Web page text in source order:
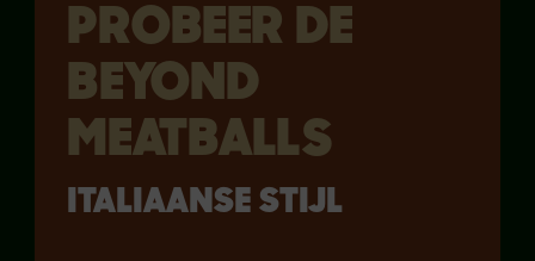
PROBEER DE
BEYOND
MEATBALLS
ITALIAANSE STIJL